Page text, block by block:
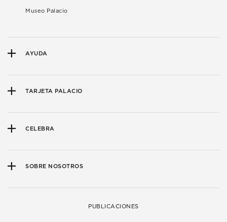
Museo Palacio
AYUDA
TARJETA PALACIO
CELEBRA
SOBRE NOSOTROS
PUBLICACIONES